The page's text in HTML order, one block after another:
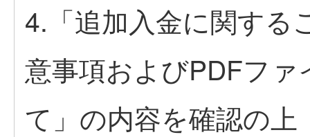
4.「追加入金に関する
意事項およびPDFフ
て」の内容を確認の